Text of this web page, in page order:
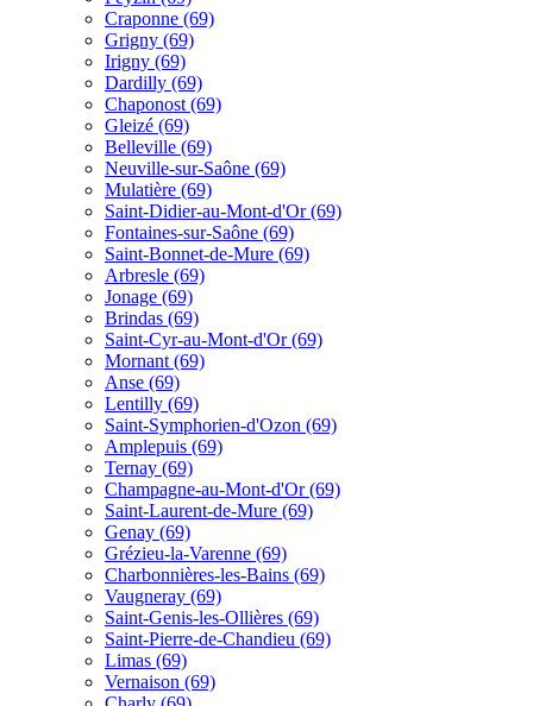
Craponne (69)
Grigny (69)
Irigny (69)
Dardilly (69)
Chaponost (69)
Gleizé (69)
Belleville (69)
Neuville-sur-Saône (69)
Mulatière (69)
Saint-Didier-au-Mont-d'Or (69)
Fontaines-sur-Saône (69)
Saint-Bonnet-de-Mure (69)
Arbresle (69)
Jonage (69)
Brindas (69)
Saint-Cyr-au-Mont-d'Or (69)
Mornant (69)
Anse (69)
Lentilly (69)
Saint-Symphorien-d'Ozon (69)
Amplepuis (69)
Ternay (69)
Champagne-au-Mont-d'Or (69)
Saint-Laurent-de-Mure (69)
Genay (69)
Grézieu-la-Varenne (69)
Charbonnières-les-Bains (69)
Vaugneray (69)
Saint-Genis-les-Ollières (69)
Saint-Pierre-de-Chandieu (69)
Limas (69)
Vernaison (69)